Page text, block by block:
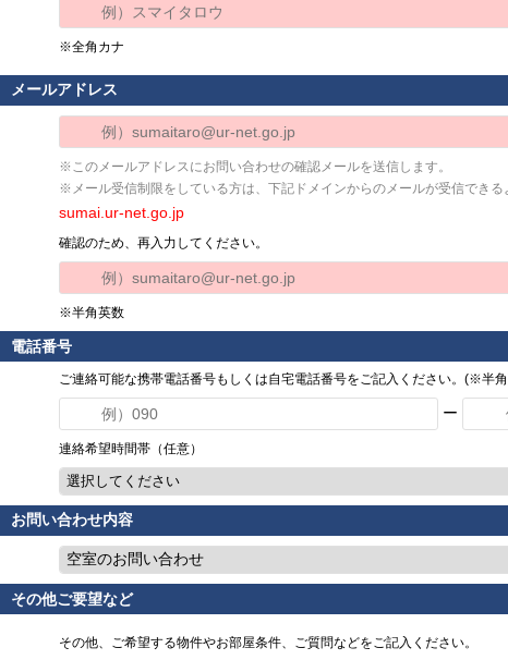
※全角カナ
メールアドレス
※このメールアドレスにお問い合わせの確認メールを送信します。
※メール受信制限をしている方は、下記ドメインからのメールが受信できる
sumai.ur-net.go.jp
確認のため、再入力してください。
※半角英数
電話番号
ご連絡可能な携帯電話番号もしくは自宅電話番号をご記入ください。(※半
ー
連絡希望時間帯（任意）
選択してください
お問い合わせ内容
空室のお問い合わせ
その他ご要望など
その他、ご希望する物件やお部屋条件、ご質問などをご記入ください。